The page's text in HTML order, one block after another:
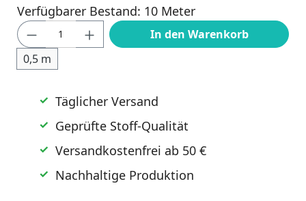
Verfügbarer Bestand: 10 Meter
Produkt Anzahl: Gib den gewünschten
0,5 m
In den Warenkorb
Täglicher Versand
Geprüfte Stoff-Qualität
Versandkostenfrei ab 50 €
Nachhaltige Produktion